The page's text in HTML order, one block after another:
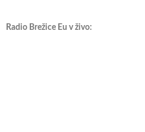
Radio Brežice Eu v živo: